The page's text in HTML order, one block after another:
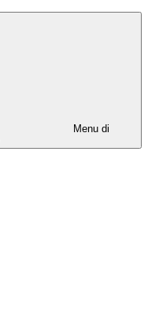
Menu di